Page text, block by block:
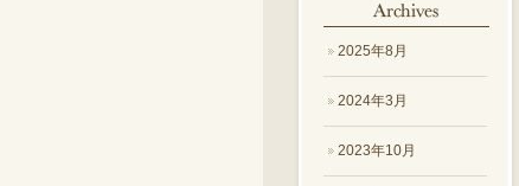
2025年8月
2024年3月
2023年10月